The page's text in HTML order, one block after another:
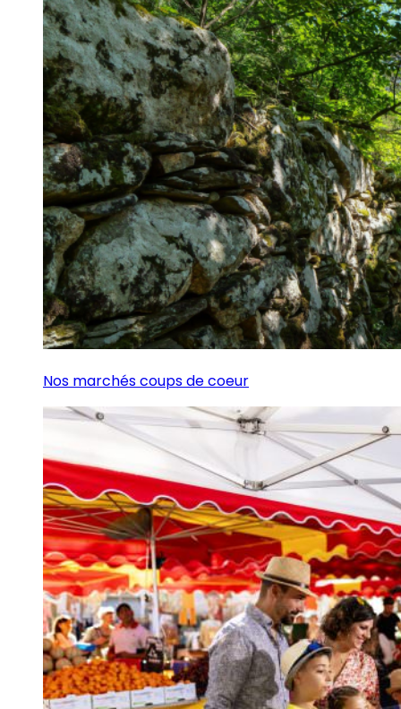
Nos marchés coups de coeur